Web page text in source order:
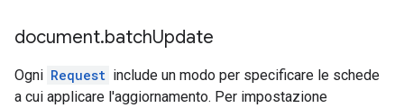
document.batchUpdate
Ogni Request include un modo per specificare le schede
a cui applicare l'aggiornamento. Per impostazione